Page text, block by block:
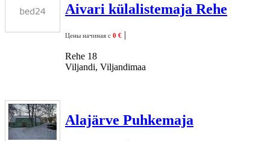
Aivari külalistemaja Rehe
Цены начиная с 0 € |
Rehe 18
Viljandi, Viljandimaa
Alajärve Puhkemaja